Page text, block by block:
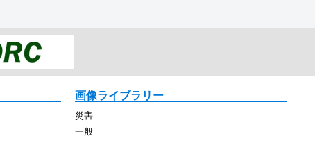
画像ライブラリー
災害
一般